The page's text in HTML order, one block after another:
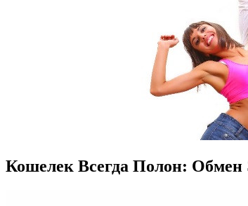
Кошелек Всегда Полон: